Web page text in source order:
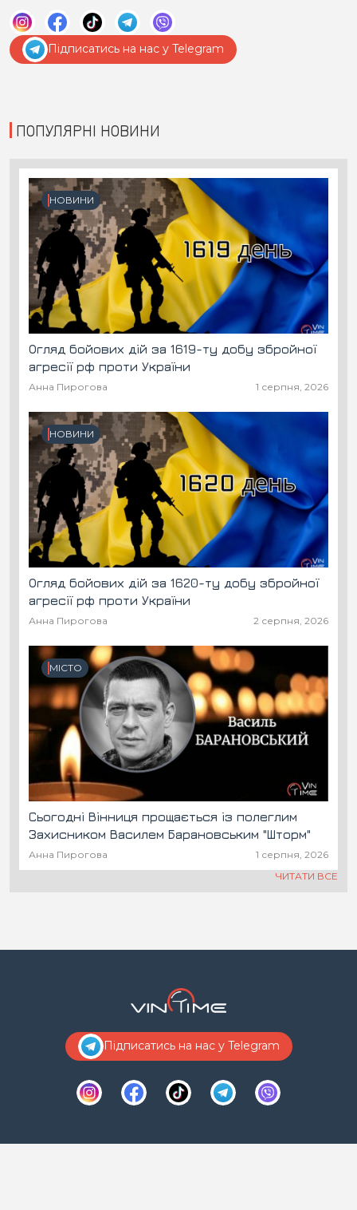
Підписатись на нас у Telegram
ПОПУЛЯРНІ НОВИНИ
НОВИНИ
Огляд бойових дій за 1619-ту добу збройної
агресії рф проти України
Анна Пирогова 1 серпня, 2026
НОВИНИ
Огляд бойових дій за 1620-ту добу збройної
агресії рф проти України
Анна Пирогова 2 серпня, 2026
МІСТО
Сьогодні Вінниця прощається із полеглим
Захисником Василем Барановським "Шторм"
Анна Пирогова
1 серпня, 2026
ЧИТАТИ ВСЕ
Підписатись на нас у Telegram